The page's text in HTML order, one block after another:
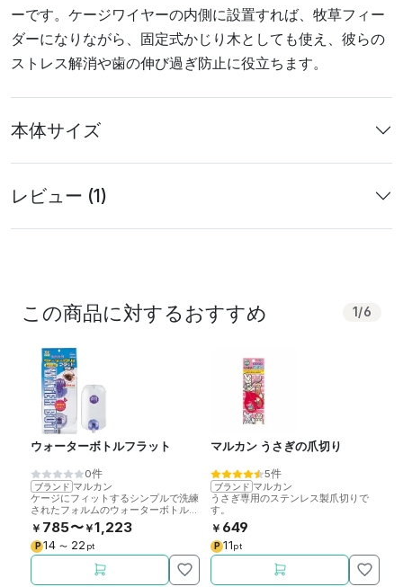
ーです。ケージワイヤーの内側に設置すれば、牧草フィー
ダーになりながら、固定式かじり木としても使え、彼らの
ストレス解消や歯の伸び過ぎ防止に役立ちます。
本体サイズ
レビュー (1)
この商品に対するおすすめ 1 /6
ウォーターボトルフラット
0件
ブランド マルカン
ケージにフィットするシンプルで洗練
されたフォルムのウォーターボトルで
す。フラットでスマートな、かさばら
ない省スペース設計です。
￥ 785〜￥1,223
P 14 〜 22 pt
マルカン うさぎの爪切り
5件
ブランド マルカン
うさぎ専用のステンレス製爪切りで
す。
￥ 649
P 11pt